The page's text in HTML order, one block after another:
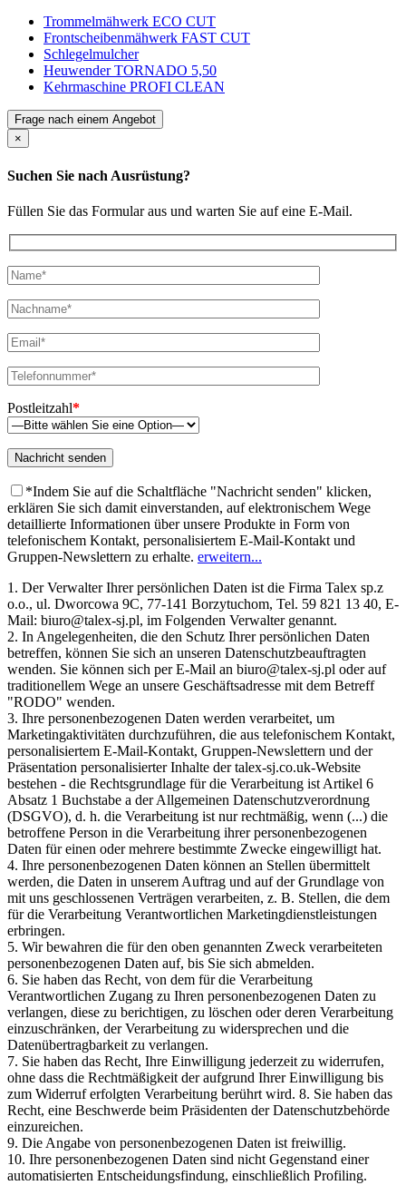
Trommelmähwerk ECO CUT
Frontscheibenmähwerk FAST CUT
Schlegelmulcher
Heuwender TORNADO 5,50
Kehrmaschine PROFI CLEAN
Frage nach einem Angebot
×
Suchen Sie nach Ausrüstung?
Füllen Sie das Formular aus und warten Sie auf eine E-Mail.
Postleitzahl*
*Indem Sie auf die Schaltfläche "Nachricht senden" klicken,
erklären Sie sich damit einverstanden, auf elektronischem Wege
detaillierte Informationen über unsere Produkte in Form von
telefonischem Kontakt, personalisiertem E-Mail-Kontakt und
Gruppen-Newslettern zu erhalte. erweitern...
1. Der Verwalter Ihrer persönlichen Daten ist die Firma Talex sp.z
o.o., ul. Dworcowa 9C, 77-141 Borzytuchom, Tel. 59 821 13 40, E-
Mail: biuro@talex-sj.pl, im Folgenden Verwalter genannt.
2. In Angelegenheiten, die den Schutz Ihrer persönlichen Daten
betreffen, können Sie sich an unseren Datenschutzbeauftragten
wenden. Sie können sich per E-Mail an biuro@talex-sj.pl oder auf
traditionellem Wege an unsere Geschäftsadresse mit dem Betreff
"RODO" wenden.
3. Ihre personenbezogenen Daten werden verarbeitet, um
Marketingaktivitäten durchzuführen, die aus telefonischem Kontakt,
personalisiertem E-Mail-Kontakt, Gruppen-Newslettern und der
Präsentation personalisierter Inhalte der talex-sj.co.uk-Website
bestehen - die Rechtsgrundlage für die Verarbeitung ist Artikel 6
Absatz 1 Buchstabe a der Allgemeinen Datenschutzverordnung
(DSGVO), d. h. die Verarbeitung ist nur rechtmäßig, wenn (...) die
betroffene Person in die Verarbeitung ihrer personenbezogenen
Daten für einen oder mehrere bestimmte Zwecke eingewilligt hat.
4. Ihre personenbezogenen Daten können an Stellen übermittelt
werden, die Daten in unserem Auftrag und auf der Grundlage von
mit uns geschlossenen Verträgen verarbeiten, z. B. Stellen, die dem
für die Verarbeitung Verantwortlichen Marketingdienstleistungen
erbringen.
5. Wir bewahren die für den oben genannten Zweck verarbeiteten
personenbezogenen Daten auf, bis Sie sich abmelden.
6. Sie haben das Recht, von dem für die Verarbeitung
Verantwortlichen Zugang zu Ihren personenbezogenen Daten zu
verlangen, diese zu berichtigen, zu löschen oder deren Verarbeitung
einzuschränken, der Verarbeitung zu widersprechen und die
Datenübertragbarkeit zu verlangen.
7. Sie haben das Recht, Ihre Einwilligung jederzeit zu widerrufen,
ohne dass die Rechtmäßigkeit der aufgrund Ihrer Einwilligung bis
zum Widerruf erfolgten Verarbeitung berührt wird. 8. Sie haben das
Recht, eine Beschwerde beim Präsidenten der Datenschutzbehörde
einzureichen.
9. Die Angabe von personenbezogenen Daten ist freiwillig.
10. Ihre personenbezogenen Daten sind nicht Gegenstand einer
automatisierten Entscheidungsfindung, einschließlich Profiling.